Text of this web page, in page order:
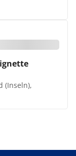
(Inseln),